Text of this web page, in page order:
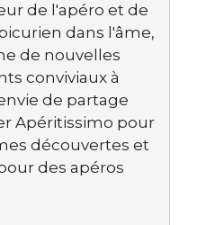
de l'apéro et de
dans l'âme,
de nouvelles
conviviaux à
de partage
Apéritissimo pour
découvertes et
des apéros